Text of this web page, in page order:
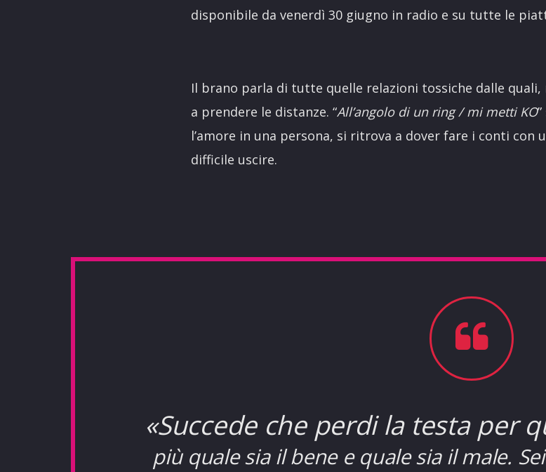
disponibile da venerdì 30 giugno in radio e su tutte le
Il brano parla di tutte quelle relazioni tossiche dalle
a prendere le distanze. “All’angolo di un ring / mi metti KO
l’amore in una persona, si ritrova a dover fare i conti con
difficile uscire.
«Succede che perdi la testa per
più quale sia il bene e quale sia il male.